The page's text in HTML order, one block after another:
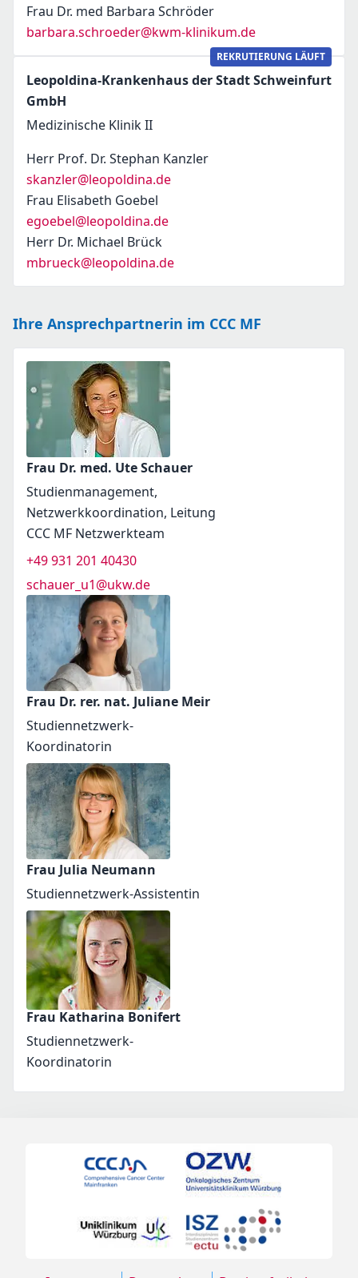
Frau Dr. med Barbara Schröder
barbara.schroeder@kwm-klinikum.de
REKRUTIERUNG LÄUFT
Leopoldina-Krankenhaus der Stadt Schweinfurt
GmbH
Medizinische Klinik II
Herr Prof. Dr. Stephan Kanzler
skanzler@leopoldina.de
Frau Elisabeth Goebel
egoebel@leopoldina.de
Herr Dr. Michael Brück
mbrueck@leopoldina.de
Ihre Ansprechpartnerin im CCC MF
Frau Dr. med. Ute Schauer
Studienmanagement,
Netzwerkkoordination, Leitung
CCC MF Netzwerkteam
+49 931 201 40430
schauer_u1@ukw.de
Frau Dr. rer. nat. Juliane Meir
Studiennetzwerk-
Koordinatorin
Frau Julia Neumann
Studiennetzwerk-Assistentin
Frau Katharina Bonifert
Studiennetzwerk-
Koordinatorin